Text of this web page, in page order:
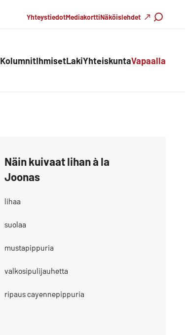
YhteystiedotMediakorttiNäköislehdet
Haku
KolumnitIhmisetLakiYhteiskuntaVapaalla
Näin kuivaat lihan à la
Joonas
lihaa
suolaa
mustapippuria
valkosipulijauhetta
ripaus cayennepippuria